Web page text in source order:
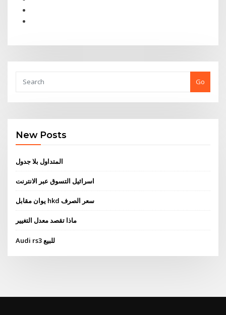
Go
New Posts
المتداول بلا جدول
اسرائيل التسوق عبر الانترنت
يوان مقابل hkd سعر الصرف
ماذا تقصد معدل التغيير
Audi rs3 للبيع